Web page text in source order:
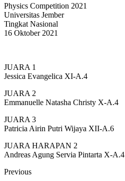
Physics Competition 2021
Universitas Jember
Tingkat Nasional
16 Oktober 2021
JUARA 1
Jessica Evangelica XI-A.4
JUARA 2
Emmanuelle Natasha Christy X-A.4
JUARA 3
Patricia Airin Putri Wijaya XII-A.6
JUARA HARAPAN 2
Andreas Agung Servia Pintarta X-A.4
Previous